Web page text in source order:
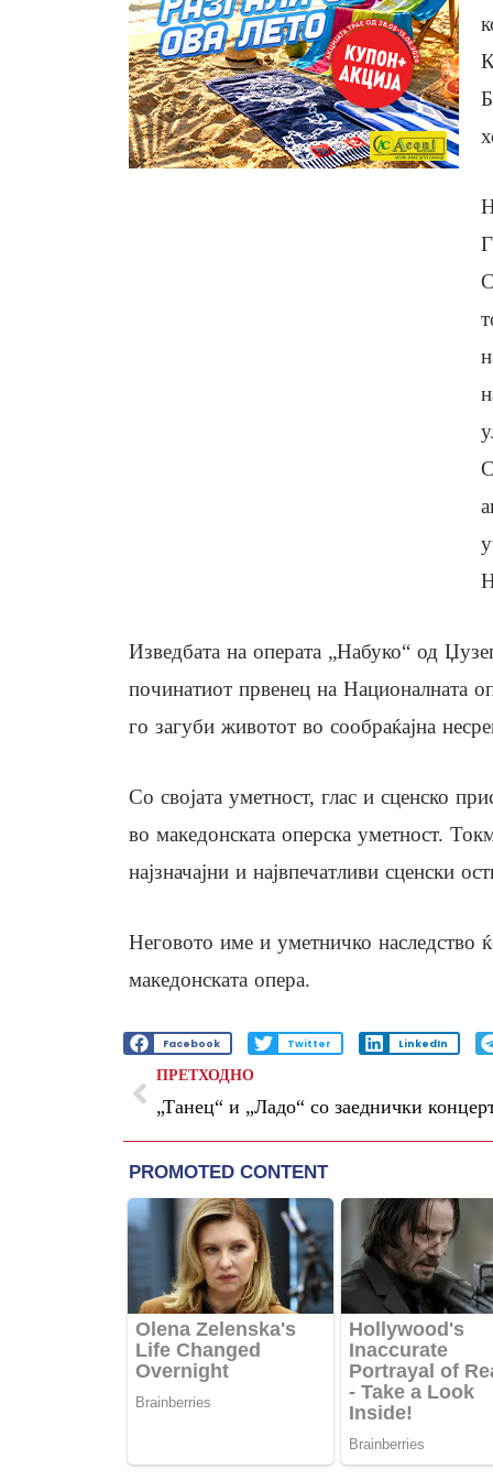
Изведбата на операта „Набуко“ од
починатиот првенец на Националната
го загуби животот во сообраќајна
Со својата уметност, глас и сценско
во македонската оперска уметност.
најзначајни и највпечатливи сценски
Неговото име и уметничко наследство
македонската опера.
Facebook Twitter LinkedIn
ПРЕТХОДНО